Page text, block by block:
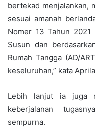
bertekad menjalankan,
sesuai amanah
Nomer 13 Tahun 2021
Susun dan
Rumah Tangga (AD/
keseluruhan,” kata
Lebih lanjut ia juga
keberjalanan
sempurna.